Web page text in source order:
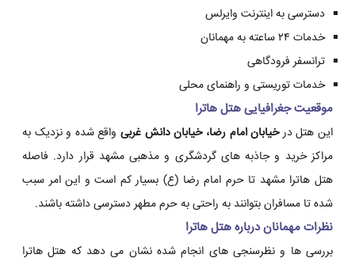
دسترسی به اینترنت وایرلس
خدمات ۲۴ ساعته به مهمانان
ترانسفر فرودگاهی
خدمات توریستی و راهنمای محلی
موقعیت جغرافیایی هتل هاترا
این هتل درخیابان امام رضا، خیابان دانش غربیواقع شده و نزدیک به
مراکز خرید و جاذبه های گردشگری و مذهبی مشهد قرار دارد. فاصله
هتل هاترا مشهد تا حرم امام رضا (ع) بسیار کم است و این امر سبب
شده تا مسافران بتوانند به راحتی به حرم مطهر دسترسی داشته باشند.
نظرات مهمانان درباره هتل هاترا
بررسی ها و نظرسنجی های انجام شده نشان می دهد که هتل هاترا